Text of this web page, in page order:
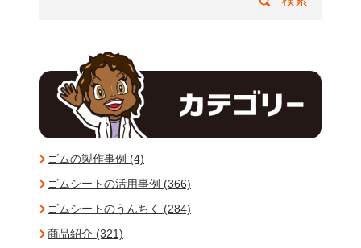
ゴムの製作事例 (4)
ゴムシートの活用事例 (366)
ゴムシートのうんちく (284)
商品紹介 (321)